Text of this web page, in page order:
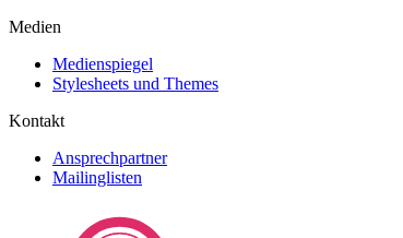
Medien
Medienspiegel
Stylesheets und Themes
Kontakt
Ansprechpartner
Mailinglisten